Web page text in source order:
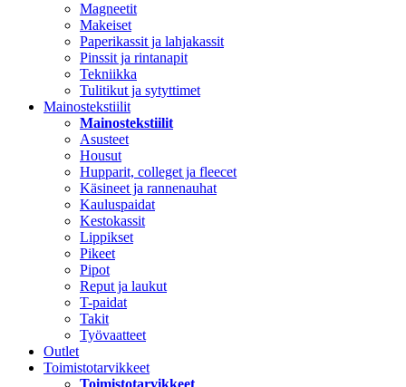
Magneetit
Makeiset
Paperikassit ja lahjakassit
Pinssit ja rintanapit
Tekniikka
Tulitikut ja sytyttimet
Mainostekstiilit
Mainostekstiilit
Asusteet
Housut
Hupparit, colleget ja fleecet
Käsineet ja rannenauhat
Kauluspaidat
Kestokassit
Lippikset
Pikeet
Pipot
Reput ja laukut
T-paidat
Takit
Työvaatteet
Outlet
Toimistotarvikkeet
Toimistotarvikkeet